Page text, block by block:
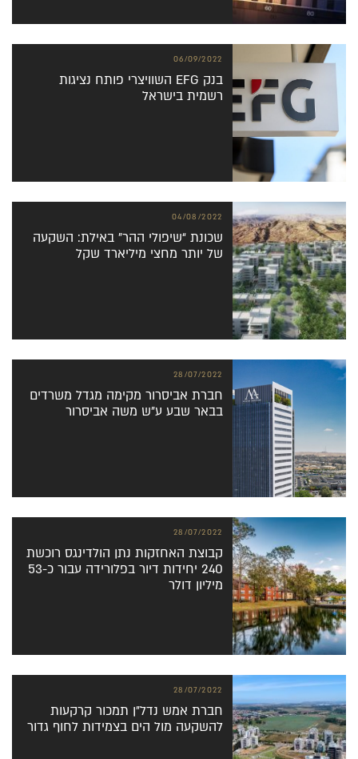
בנק EFG השוויצרי פותח נציגות
רשמית בישראל
06/09/2022
שכונת “שיפולי ההר” באילת: השקעה
של יותר מחצי מיליארד שקל
04/08/2022
חברת אביסרור מקימה מגדל משרדים
בבאר שבע ע”ש משה אביסרור
28/07/2022
קבוצת האחזקות נתן הולדינגס רוכשת
240 יחידות דיור בפלורידה עבור כ-53
מיליון דולר
28/07/2022
חברת אמש נדל”ן תמכור קרקעות
להשקעה מול הים בצמידות לחוף גדור
28/07/2022